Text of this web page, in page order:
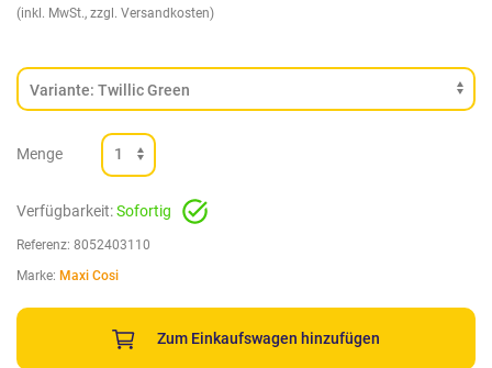
(inkl. MwSt., zzgl. Versandkosten)
Menge
Verfügbarkeit:Sofortig
Referenz: 8052403110
Marke: Maxi Cosi
Zum Einkaufswagen hinzufügen